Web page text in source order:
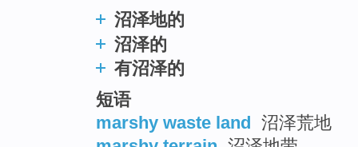
沼泽地的
沼泽的
有沼泽的
短语
marshy waste land 沼泽荒地